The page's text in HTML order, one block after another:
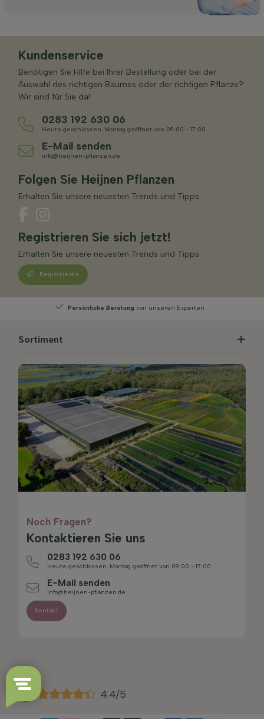
Kundenservice
Benötigen Sie Hilfe bei Ihrer Bestellung oder bei der
Auswahl des richtigen Baumes oder der richtigen Pflanze?
Wir sind für Sie da!
0283 192 630 06
Heute geschlossen. Montag geöffnet von 09:00 - 17:00
E-Mail senden
info@heijnen-pflanzen.de
Folgen Sie Heijnen Pflanzen
Erhalten Sie unsere neuesten Trends und Tipps.
Registrieren Sie sich jetzt!
Erhalten Sie unsere neuesten Trends und Tipps.
Registrieren
von unseren Experten
Sortiment
Noch Fragen?
Kontaktieren Sie uns
0283 192 630 06
Heute geschlossen. Montag geöffnet von 09:00 - 17:00
E-Mail senden
info@heijnen-pflanzen.de
Kontakt
4.4/5